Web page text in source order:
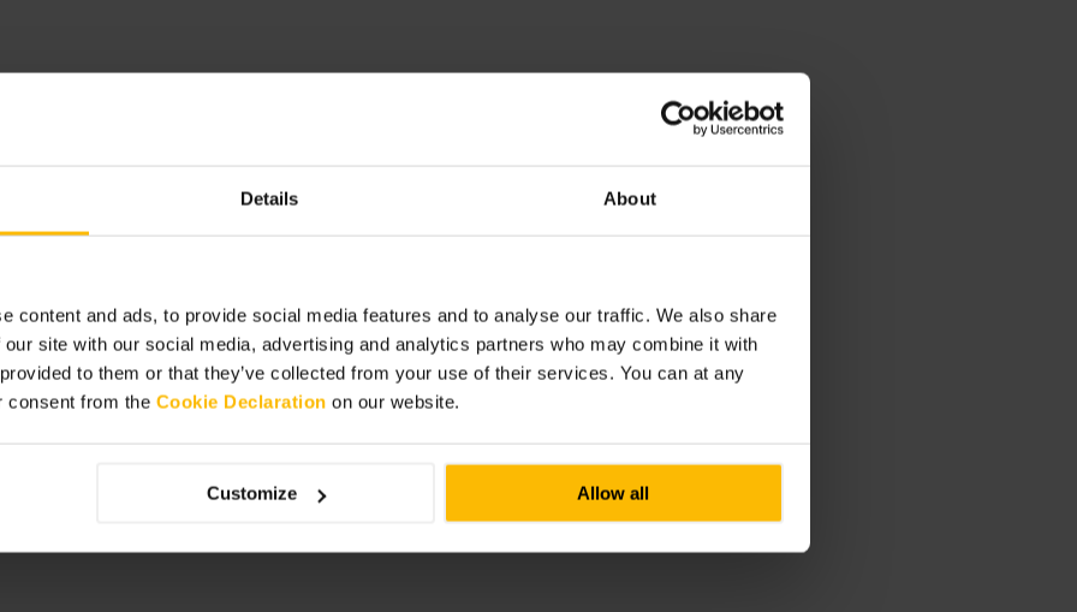
Details About
content and ads, to provide social media features and to analyse our traffic. We also share
site with our social media, advertising and analytics partners who may combine it with
to them or that they’ve collected from your use of their services. You can at any
consent from the Cookie Declaration on our website.
Customize Allow all
trouverez des prairies
monuments commémoratifs. Le
et laisse place à l'observation
Emportez une couverture pour
venez en famille, repérez les
suivez les allées